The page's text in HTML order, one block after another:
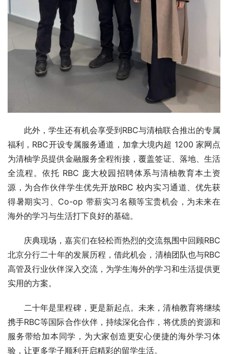
此外，学生还有机会享受到RBC与清柚联合推出的专属
福利，RBC开设专属服务通道，加拿大境内超 1200 家网点
为清柚学员提供金融服务全程衔接，覆盖签证、落地、生活
全流程。依托 RBC 庞大校园招聘体系与清柚教育本土资
源，为合作伙伴学生优先开放RBC 校内实习通道、优先获
得暑期实习、Co-op 带薪实习名额等宝贵机会，为未来在
海外的学习与生活打下良好的基础。
庆典现场，嘉宾们在轻松而热烈的交流氛围中回顾RBC
北京分行二十年的发展历程，借此机会，清柚团队也与RBC
高管及行业伙伴深入交流，为学生海外的学习和生活提供更
实用的方案。
二十年是里程碑，更是新起点。未来，清柚教育将继续
携手RBC等国际合作伙伴，持续深化合作，将优质的资源和
服务带给加本同学，为大家创造更安心便捷的海外学习体
验，让更多学子顺利开启精彩的留学生活。